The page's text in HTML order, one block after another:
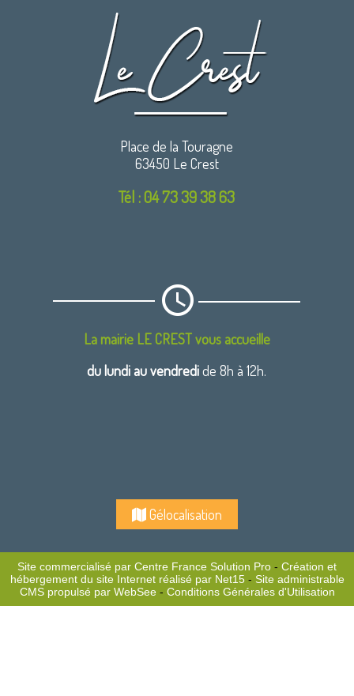
Place de la Touragne
63450 Le Crest
Tél : 04 73 39 38 63
La mairie LE CREST vous accueille
du lundi au vendredide 8h à 12h.
Gélocalisation
Site commercialisé par Centre France Solution Pro - Création et
hébergement du site Internet réalisé par Net15- Site administrable
CMS propulsé par WebSee- Conditions Générales d'Utilisation